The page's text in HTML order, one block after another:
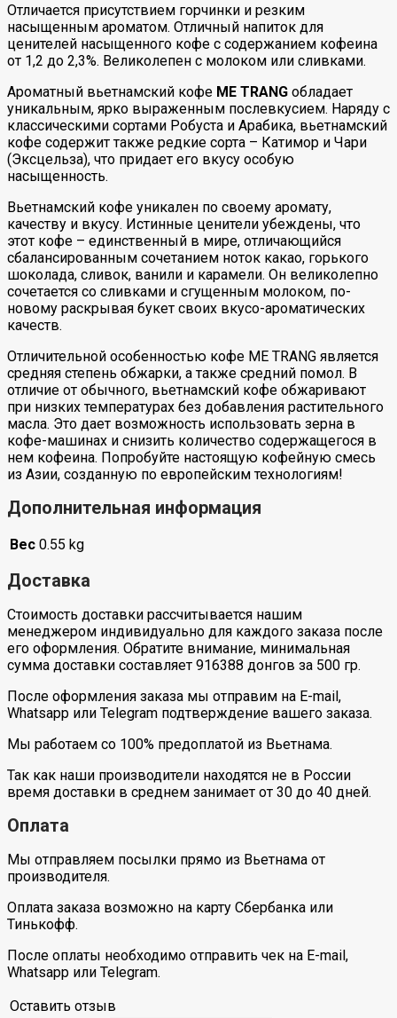
Отличается присутствием горчинки и резким
насыщенным ароматом. Отличный напиток для
ценителей насыщенного кофе с содержанием кофеина
от 1,2 до 2,3%. Великолепен с молоком или сливками.
Ароматный вьетнамский кофе ME TRANG обладает
уникальным, ярко выраженным послевкусием. Наряду с
классическими сортами Робуста и Арабика, вьетнамский
кофе содержит также редкие сорта – Катимор и Чари
(Эксцельза), что придает его вкусу особую
насыщенность.
Вьетнамский кофе уникален по своему аромату,
качеству и вкусу. Истинные ценители убеждены, что
этот кофе – единственный в мире, отличающийся
сбалансированным сочетанием ноток какао, горького
шоколада, сливок, ванили и карамели. Он великолепно
сочетается со сливками и сгущенным молоком, по-
новому раскрывая букет своих вкусо-ароматических
качеств.
Отличительной особенностью кофе ME TRANG является
средняя степень обжарки, а также средний помол. В
отличие от обычного, вьетнамский кофе обжаривают
при низких температурах без добавления растительного
масла. Это дает возможность использовать зерна в
кофе-машинах и снизить количество содержащегося в
нем кофеина. Попробуйте настоящую кофейную смесь
из Азии, созданную по европейским технологиям!
Дополнительная информация
Вес 0.55 kg
Доставка
Стоимость доставки рассчитывается нашим
менеджером индивидуально для каждого заказа после
его оформления. Обратите внимание, минимальная
сумма доставки составляет 916388 донгов за 500 гр.
После оформления заказа мы отправим на E-mail,
Whatsapp или Telegram подтверждение вашего заказа.
Мы работаем со 100% предоплатой из Вьетнама.
Так как наши производители находятся не в России
время доставки в среднем занимает от 30 до 40 дней.
Оплата
Мы отправляем посылки прямо из Вьетнама от
производителя.
Оплата заказа возможно на карту Сбербанка или
Тинькофф.
После оплаты необходимо отправить чек на E-mail,
Whatsapp или Telegram.
Оставить отзыв